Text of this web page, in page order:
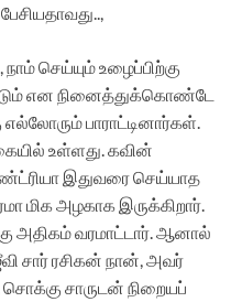
செய்யும் உழைப்பிற்கு
என நினைத்துக்கொண்டே
எல்லோரும் பாராட்டினார்கள்.
உள்ளது. கவின்
இதுவரை செய்யாத
மிக அழகாக இருக்கிறார்.
அதிகம் வரமாட்டார். ஆனால்
சார் ரசிகன் நான், அவர்
சாருடன் நிறையப்